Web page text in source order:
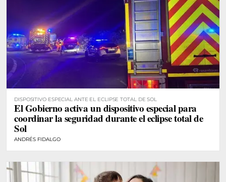
DISPOSITIVO ESPECIAL ANTE EL ECLIPSE TOTAL DE SOL
El Gobierno activa un dispositivo especial para
coordinar la seguridad durante el eclipse total de
Sol
ANDRÉS FIDALGO